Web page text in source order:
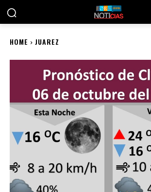
HOME JUAREZ